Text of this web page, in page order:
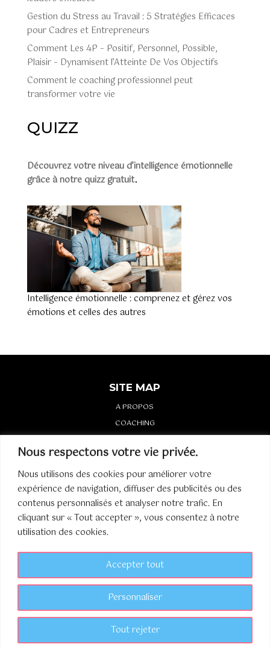
Nous respectons votre vie privée.
Nous utilisons des cookies pour améliorer votre
expérience de navigation, diffuser des publicités ou des
contenus personnalisés et analyser notre trafic. En
cliquant sur « Tout accepter », vous consentez à notre
utilisation des cookies.
Personnaliser
Tout rejeter
Accepter tout
Gestion du Stress au Travail : 5 Stratégies Efficaces
pour Cadres et Entrepreneurs
Comment Les 4P – Positif, Personnel, Possible,
Plaisir – Dynamisent l’Atteinte De Vos Objectifs
Comment le coaching professionnel peut
transformer votre vie
QUIZZ
Découvrez votre niveau d’intelligence émotionnelle
grâce à notre quizz gratuit.
Intelligence émotionnelle : comprenez et gérez vos
émotions et celles des autres
SITE MAP
A PROPOS
COACHING
CONTACT
Mentions légales
 AS COACH